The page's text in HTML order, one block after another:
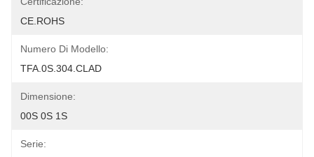
CE.ROHS
Numero Di Modello:
TFA.0S.304.CLAD
Dimensione:
00S 0S 1S
Serie: